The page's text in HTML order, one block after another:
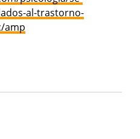
al-trastorno-
amp